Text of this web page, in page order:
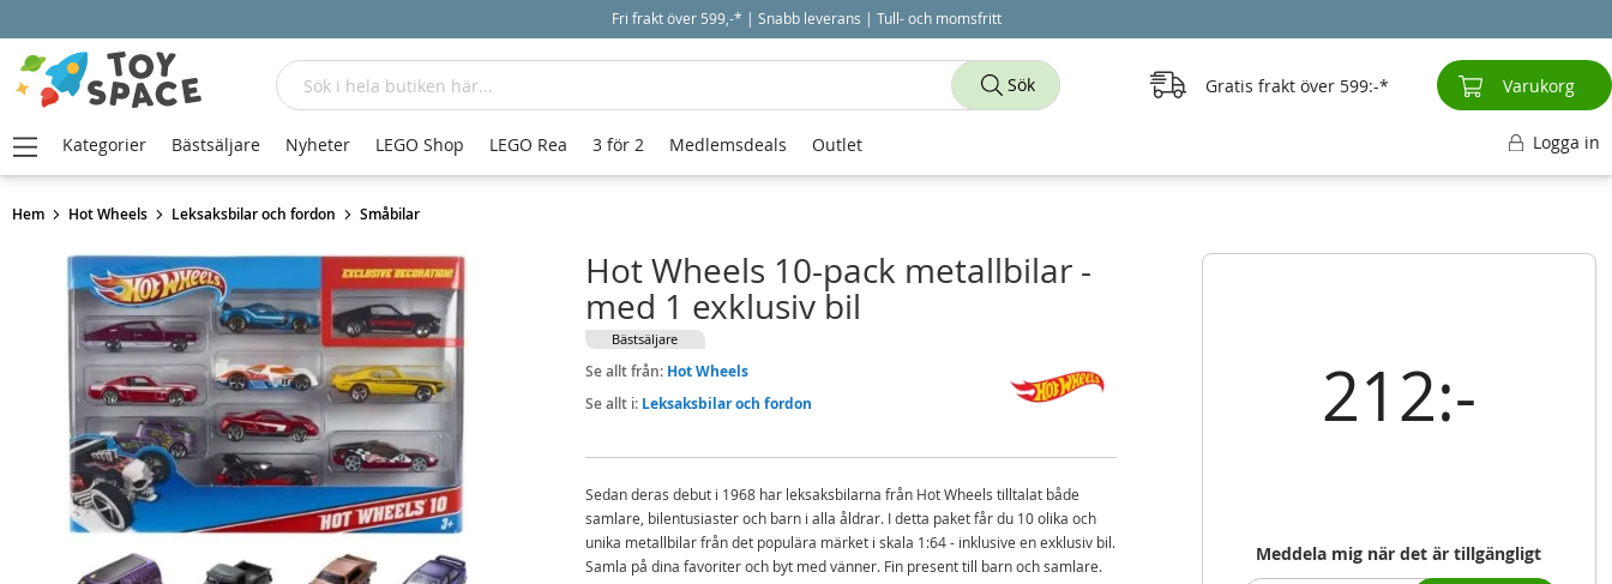
Fri frakt över 599,-* | Snabb leverans | Tull- och momsfritt
Hem Hot Wheels Leksaksbilar och fordon Småbilar
212:-
Meddela mig när det är tillgängligt
Hot Wheels 10-pack metallbilar -
med 1 exklusiv bil
Bästsäljare
Se allt från: Hot Wheels
Se allt i: Leksaksbilar och fordon
Sedan deras debut i 1968 har leksaksbilarna från Hot Wheels tilltalat både
samlare, bilentusiaster och barn i alla åldrar. I detta paket får du 10 olika och
unika metallbilar från det populära märket i skala 1:64 - inklusive en exklusiv bil.
Samla på dina favoriter och byt med vänner. Fin present till barn och samlare.
Sök
Sök Gratis frakt över 599:- Varukorg
Kategorier Bästsäljare Nyheter LEGO Shop LEGO Rea 3 för 2 Medlemsdeals Outlet Logga in